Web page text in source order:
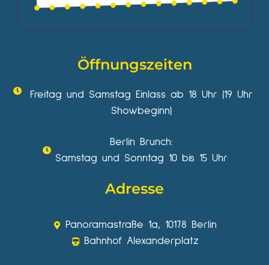
Öffnungszeiten
Freitag und Samstag Einlass ab 18 Uhr (19 Uhr
Showbeginn)
Berlin Brunch:
Samstag und Sonntag 10 bis 15 Uhr
Adresse
Panoramastraße 1a, 10178 Berlin
Bahnhof Alexanderplatz